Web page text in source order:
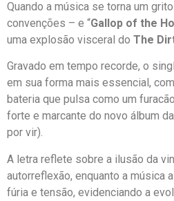
Quando a música se torna um
convenções – e “Gallop of the
uma explosão visceral do The
Gravado em tempo recorde, o
em sua forma mais essencial,
bateria que pulsa como um
forte e marcante do novo álbum da
por vir).
A letra reflete sobre a ilusão da
autorreflexão, enquanto a música
fúria e tensão, evidenciando a